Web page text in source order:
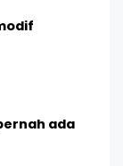
ada